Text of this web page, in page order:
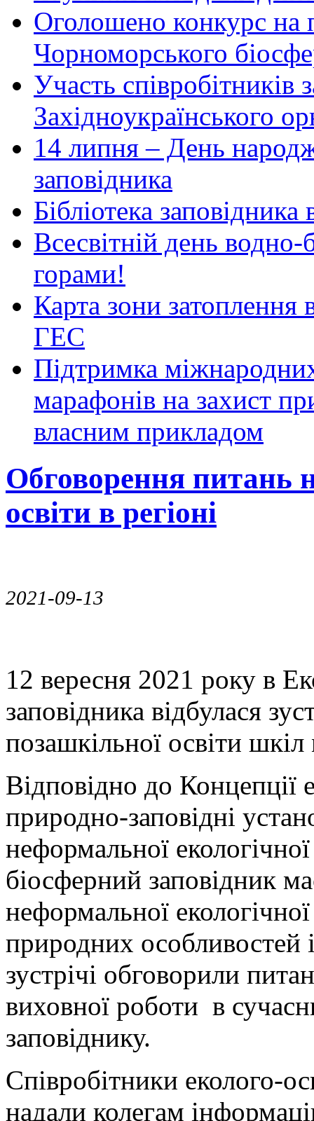
Оголошено конкурс на
Чорноморського
Участь співробітників
Західноукраїнського
14 липня – День
заповідника
Бібліотека
Всесвітній день
горами!
Карта зони затоплення
ГЕС
Підтримка
марафонів на захист
власним прикладом
Обговорення питань
освіти в регіоні
2021-09-13
12 вересня 2021 року в
заповідника відбулася
позашкільної освіти
Відповідно до Концепції
природно-заповідні
неформальної
біосферний заповідник
неформальної
природних особливостей
зустрічі обговорили
виховної роботи в
заповіднику.
Співробітники еколого-
надали колегам